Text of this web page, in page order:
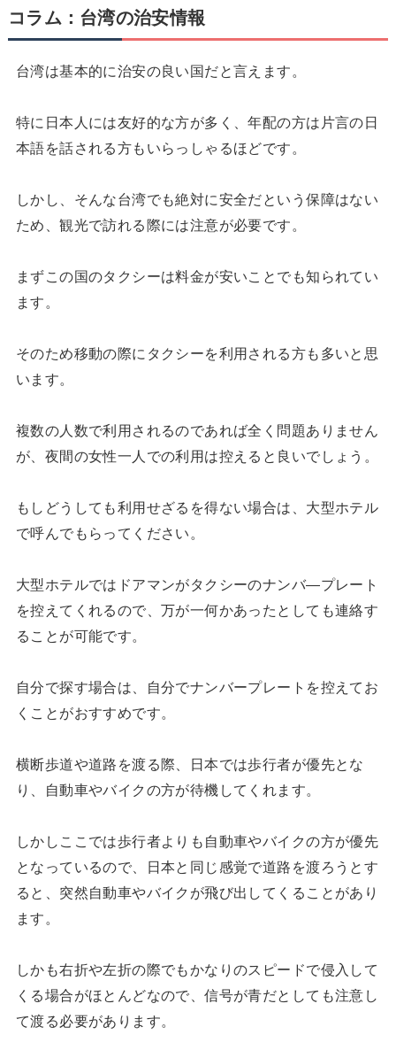
コラム：台湾の治安情報
台湾は基本的に治安の良い国だと言えます。
特に日本人には友好的な方が多く、年配の方は片言の日
本語を話される方もいらっしゃるほどです。
しかし、そんな台湾でも絶対に安全だという保障はない
ため、観光で訪れる際には注意が必要です。
まずこの国のタクシーは料金が安いことでも知られてい
ます。
そのため移動の際にタクシーを利用される方も多いと思
います。
複数の人数で利用されるのであれば全く問題ありません
が、夜間の女性一人での利用は控えると良いでしょう。
もしどうしても利用せざるを得ない場合は、大型ホテル
で呼んでもらってください。
大型ホテルではドアマンがタクシーのナンバ―プレート
を控えてくれるので、万が一何かあったとしても連絡す
ることが可能です。
自分で探す場合は、自分でナンバープレートを控えてお
くことがおすすめです。
横断歩道や道路を渡る際、日本では歩行者が優先とな
り、自動車やバイクの方が待機してくれます。
しかしここでは歩行者よりも自動車やバイクの方が優先
となっているので、日本と同じ感覚で道路を渡ろうとす
ると、突然自動車やバイクが飛び出してくることがあり
ます。
しかも右折や左折の際でもかなりのスピードで侵入して
くる場合がほとんどなので、信号が青だとしても注意し
て渡る必要があります。